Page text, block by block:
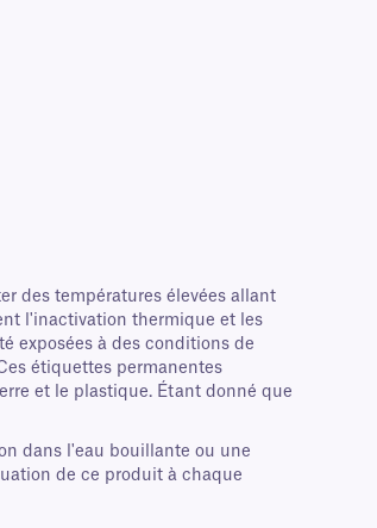
des températures élevées allant
l'inactivation thermique et les
exposées à des conditions de
étiquettes permanentes
et le plastique. Étant donné que
dans l'eau bouillante ou une
de ce produit à chaque